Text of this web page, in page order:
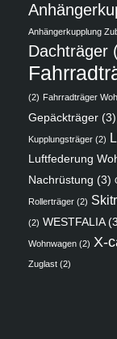
Anhängerkupplung
Dachträger
(2) Fahrradträger
Gepäckträger (3)
Kupplungsträger (2)
Luftfederung
Nachrüstung (3)
Rollerträger (2)
(2) WESTFALIA
Wohnwagen (2) X-
Zuglast (2)